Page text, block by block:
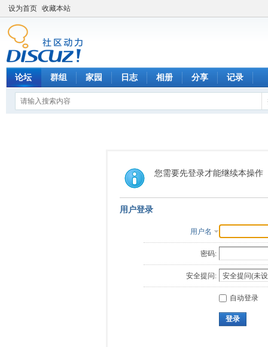
设为首页 收藏本站
论坛 群组 家园 日志 相册 分享 记录
您需要先登录才能继续本操作
用户登录
用户名
密码:
安全提问:
自动登录
登录